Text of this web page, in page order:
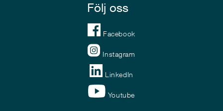
Följ oss
Facebook
Instagram
LinkedIn
Youtube